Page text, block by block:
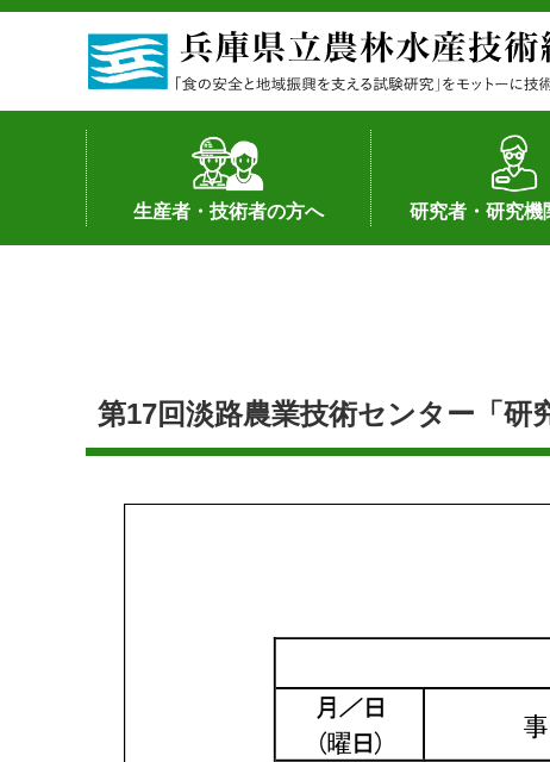
生産者・技術者の方へ
土地利用型作物
野菜
果樹・花き
加工・流通
経営･現地情報
環境病害虫
畜産
森林林業
水産
基幹種雄牛の紹介
研究者・研究機
研究者の紹介
シーズ研究の成果
産学官連携
知的財産の保有状
知的財産の保有状
研究員の受入
研究活動不正行為
公的研究資金への
第17回淡路農業技術センター「研